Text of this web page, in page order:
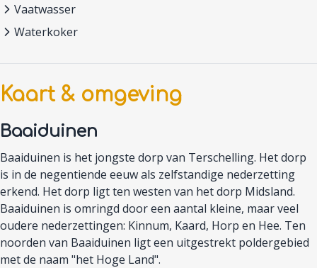
Vaatwasser
Waterkoker
Kaart & omgeving
Baaiduinen
Baaiduinen is het jongste dorp van Terschelling. Het dorp
is in de negentiende eeuw als zelfstandige nederzetting
erkend. Het dorp ligt ten westen van het dorp Midsland.
Baaiduinen is omringd door een aantal kleine, maar veel
oudere nederzettingen: Kinnum, Kaard, Horp en Hee. Ten
noorden van Baaiduinen ligt een uitgestrekt poldergebied
met de naam "het Hoge Land".